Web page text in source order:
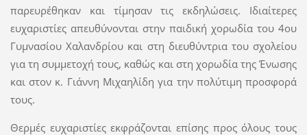
παρευρέθηκαν και τίμησαν τις εκδηλώσεις. Ιδιαίτερες
ευχαριστίες απευθύνονται στην παιδική χορωδία του 4ου
Γυμνασίου Χαλανδρίου και στη διευθύντρια του σχολείου
για τη συμμετοχή τους, καθώς και στη χορωδία της Ένωσης
και στον κ. Γιάννη Μιχαηλίδη για την πολύτιμη προσφορά
τους.
Θερμές ευχαριστίες εκφράζονται επίσης προς όλους τους